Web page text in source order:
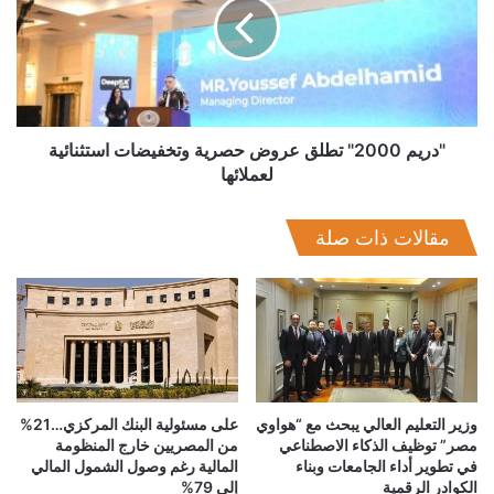
المحليين والدوليين، وتركز على بناء منظومة متكاملة لإدارة
المخلفات الإلكترونية وتعزيز التحول نحو الاقتصاد الدائري، بما
يتماشى مع أهداف التنمية المستدامة ورؤية مصر للتحول الأخضر.
حصرية
وتخفيضات
استثنائية
"دريم 2000" تطلق عروض حصرية وتخفيضات استثنائية
لعملائها
مقالات ذات صلة
وزير التعليم العالي يبحث مع “هواوي
مصر” توظيف الذكاء الاصطناعي
في تطوير أداء الجامعات وبناء
الكوادر الرقمية
على مسئولية البنك المركزي…21%
من المصريين خارج المنظومة
المالية رغم وصول الشمول المالي
إلى 79%